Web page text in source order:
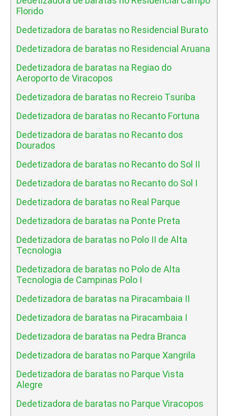
Florido
Dedetizadora de baratas no Residencial Burato
Dedetizadora de baratas no Residencial Aruana
Dedetizadora de baratas na Regiao do
Aeroporto de Viracopos
Dedetizadora de baratas no Recreio Tsuriba
Dedetizadora de baratas no Recanto Fortuna
Dedetizadora de baratas no Recanto dos
Dourados
Dedetizadora de baratas no Recanto do Sol II
Dedetizadora de baratas no Recanto do Sol I
Dedetizadora de baratas no Real Parque
Dedetizadora de baratas na Ponte Preta
Dedetizadora de baratas no Polo II de Alta
Tecnologia
Dedetizadora de baratas no Polo de Alta
Tecnologia de Campinas Polo I
Dedetizadora de baratas na Piracambaia II
Dedetizadora de baratas na Piracambaia I
Dedetizadora de baratas na Pedra Branca
Dedetizadora de baratas no Parque Xangrila
Dedetizadora de baratas no Parque Vista
Alegre
Dedetizadora de baratas no Parque Viracopos